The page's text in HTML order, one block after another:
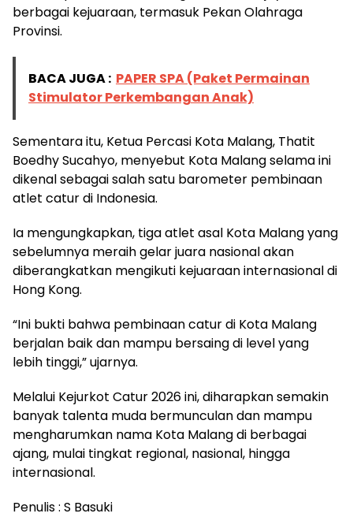
berbagai kejuaraan, termasuk Pekan Olahraga
Provinsi.
BACA JUGA : PAPER SPA (Paket Permainan
Stimulator Perkembangan Anak)
Sementara itu, Ketua Percasi Kota Malang, Thatit
Boedhy Sucahyo, menyebut Kota Malang selama ini
dikenal sebagai salah satu barometer pembinaan
atlet catur di Indonesia.
Ia mengungkapkan, tiga atlet asal Kota Malang yang
sebelumnya meraih gelar juara nasional akan
diberangkatkan mengikuti kejuaraan internasional di
Hong Kong.
“Ini bukti bahwa pembinaan catur di Kota Malang
berjalan baik dan mampu bersaing di level yang
lebih tinggi,” ujarnya.
Melalui Kejurkot Catur 2026 ini, diharapkan semakin
banyak talenta muda bermunculan dan mampu
mengharumkan nama Kota Malang di berbagai
ajang, mulai tingkat regional, nasional, hingga
internasional.
Penulis : S Basuki